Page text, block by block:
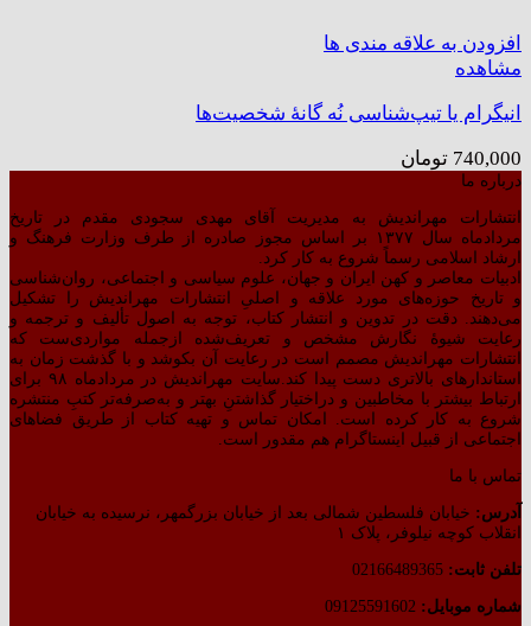
افزودن به علاقه مندی ها
مشاهده
انیگرام یا تیپ‌شناسی نُه گانهٔ شخصیت‌ها
740,000 تومان
درباره ما
انتشارات مهراندیش به مدیریت آقای مهدی سجودی مقدم در تاریخ
مردادماه سال ۱۳۷۷ بر اساس مجوز صادره از طرف وزارت فرهنگ و
ارشاد اسلامی رسماً شروع به کار کرد.
ادبیات معاصر و کهن ایران و جهان، علوم سیاسی و اجتماعی، روان‌شناسی
و تاریخ حوزه‌های مورد علاقه و اصلیِ انتشارات مهراندیش را تشکیل
می‌دهند. دقت در تدوین و انتشار کتاب،‌ توجه به اصول تألیف و ترجمه و
رعایت شیوهٔ نگارش مشخص و تعریف‌شده ازجمله مواردی‌ست که
انتشارات مهراندیش مصمم است در رعایت آن بکوشد و با گذشت زمان به
استاندارهای بالاتری دست پیدا کند.سایت مهراندیش در مردادماه ۹۸ برای
ارتباط بیشتر با مخاطبین و دراختیار گذاشتنِ بهتر و به‌صرفه‌تر کتبِ منتشره
شروع به کار کرده است. امکان تماس و تهیه کتاب از طریق فضاهای
اجتماعی از قبیل اینستاگرام هم مقدور است.
تماس با ما
آدرس: خیابان فلسطین شمالی بعد از خیابان بزرگمهر، نرسیده به خیابان
انقلاب کوچه نیلوفر، پلاک ۱
تلفن ثابت:
شماره موبایل: